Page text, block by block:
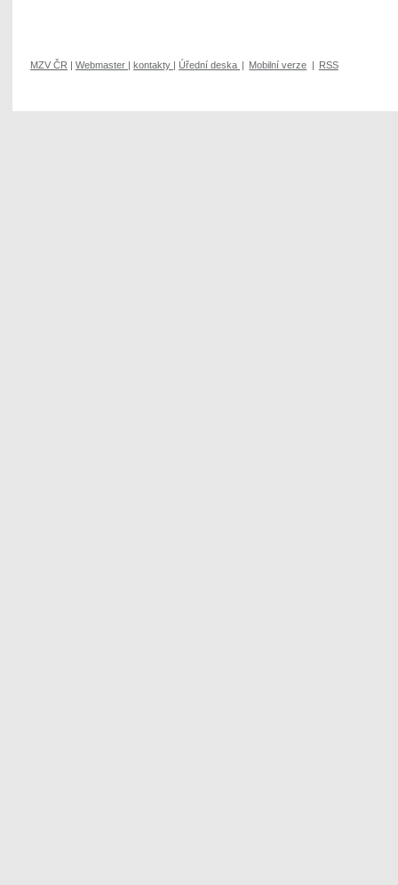
MZV ČR | Webmaster | kontakty | Úřední deska | Mobilní verze | RSS